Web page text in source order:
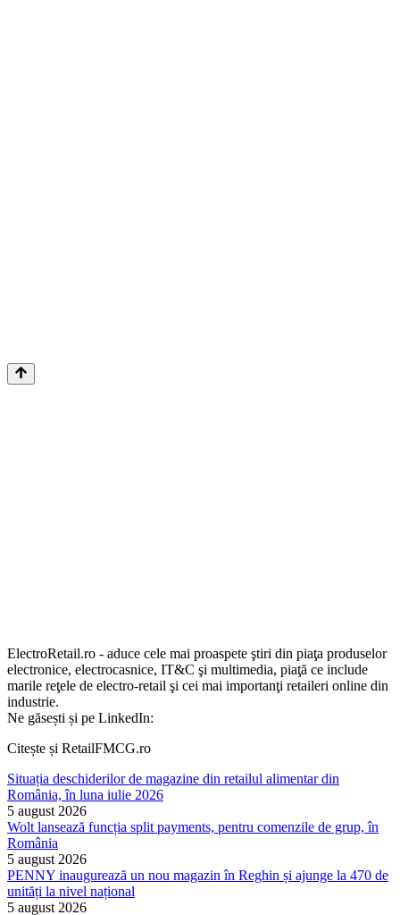
ElectroRetail.ro - aduce cele mai proaspete ştiri din piaţa produselor
electronice, electrocasnice, IT&C şi multimedia, piaţă ce include
marile reţele de electro-retail şi cei mai importanţi retaileri online din
industrie.
Ne găsești și pe LinkedIn:
Citește și RetailFMCG.ro
Situația deschiderilor de magazine din retailul alimentar din
România, în luna iulie 2026
5 august 2026
Wolt lansează funcția split payments, pentru comenzile de grup, în
România
5 august 2026
PENNY inaugurează un nou magazin în Reghin și ajunge la 470 de
unități la nivel național
5 august 2026